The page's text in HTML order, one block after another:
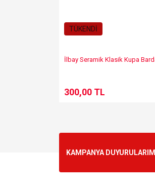
TÜKENDİ
İlbay Seramik Klasik Kupa
300,00 TL
KAMPANYA